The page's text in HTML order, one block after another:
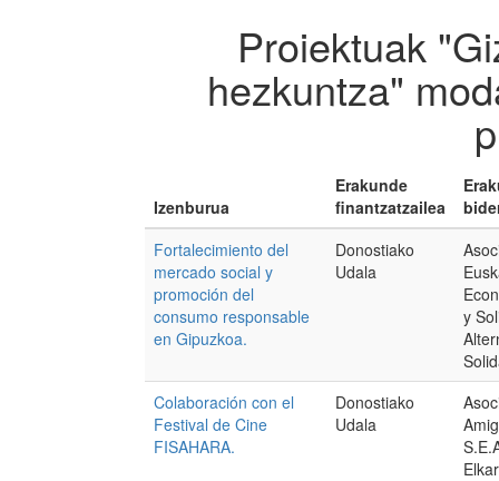
Proiektuak
hezkuntza"
Izenburua
Erakunde
finantzatzailea
Fortalecimiento del
mercado social y
promoción del
consumo responsable
en Gipuzkoa.
Donostiako
Udala
y
Colaboración con el
Festival de Cine
FISAHARA.
Donostiako
Udala